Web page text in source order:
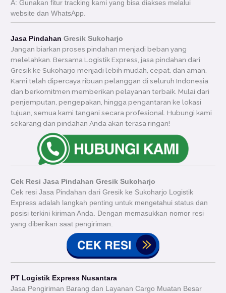
A: Gunakan fitur tracking kami yang bisa diakses melalui
website dan WhatsApp.
Jasa Pindahan Gresik Sukoharjo
Jangan biarkan proses pindahan menjadi beban yang
melelahkan. Bersama Logistik Express, jasa pindahan dari
Gresik ke Sukoharjo menjadi lebih mudah, cepat, dan aman.
Kami telah dipercaya ribuan pelanggan di seluruh Indonesia
dan berkomitmen memberikan pelayanan terbaik. Mulai dari
penjemputan, pengepakan, hingga pengantaran ke lokasi
tujuan, semua kami tangani secara profesional. Hubungi kami
sekarang dan pindahan Anda akan terasa ringan!
Cek Resi Jasa Pindahan Gresik Sukoharjo
Cek resi Jasa Pindahan dari Gresik ke Sukoharjo Logistik
Express adalah langkah penting untuk mengetahui status dan
posisi terkini kiriman Anda. Dengan memasukkan nomor resi
yang diberikan saat pengiriman.
PT Logistik Express Nusantara
Jasa Pengiriman Barang dan Layanan Cargo Muatan Besar